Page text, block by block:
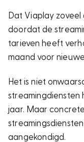
Dat Viaplay
doordat de
tarieven heeft
maand voor
Het is niet
streamingdiensten
jaar. Maar
aangekondigd.